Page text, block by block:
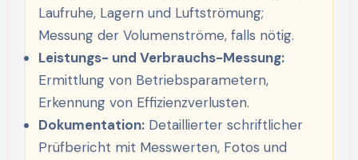
Laufruhe, Lagern und Luftströmung;
Messung der Volumenströme, falls nötig.
Leistungs- und Verbrauchs-Messung:
Ermittlung von Betriebsparametern,
Erkennung von Effizienzverlusten.
Dokumentation:Detaillierter schriftlicher
Prüfbericht mit Messwerten, Fotos und